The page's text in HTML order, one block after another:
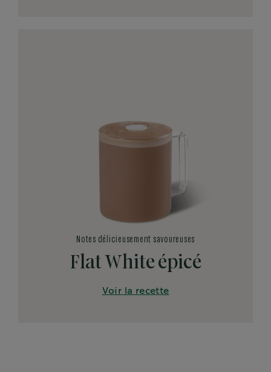
Flat White épicé
Notes délicieusement savoureuses
Voir la recette